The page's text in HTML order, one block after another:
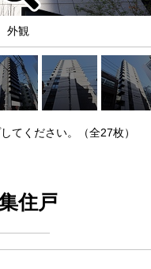
外観
てください。（全27枚）
住戸